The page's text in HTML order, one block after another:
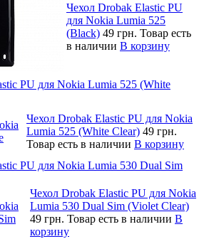
Чехол Drobak Elastic PU
для Nokia Lumia 525
(Black) 49 грн. Товар есть
в наличии В корзину
PU для Nokia Lumia 525 (White
Чехол Drobak Elastic PU для Nokia
Lumia 525 (White Clear) 49 грн.
Товар есть в наличии В корзину
PU для Nokia Lumia 530 Dual Sim
Чехол Drobak Elastic PU для Nokia
Lumia 530 Dual Sim (Violet Clear)
49 грн. Товар есть в наличии В
корзину